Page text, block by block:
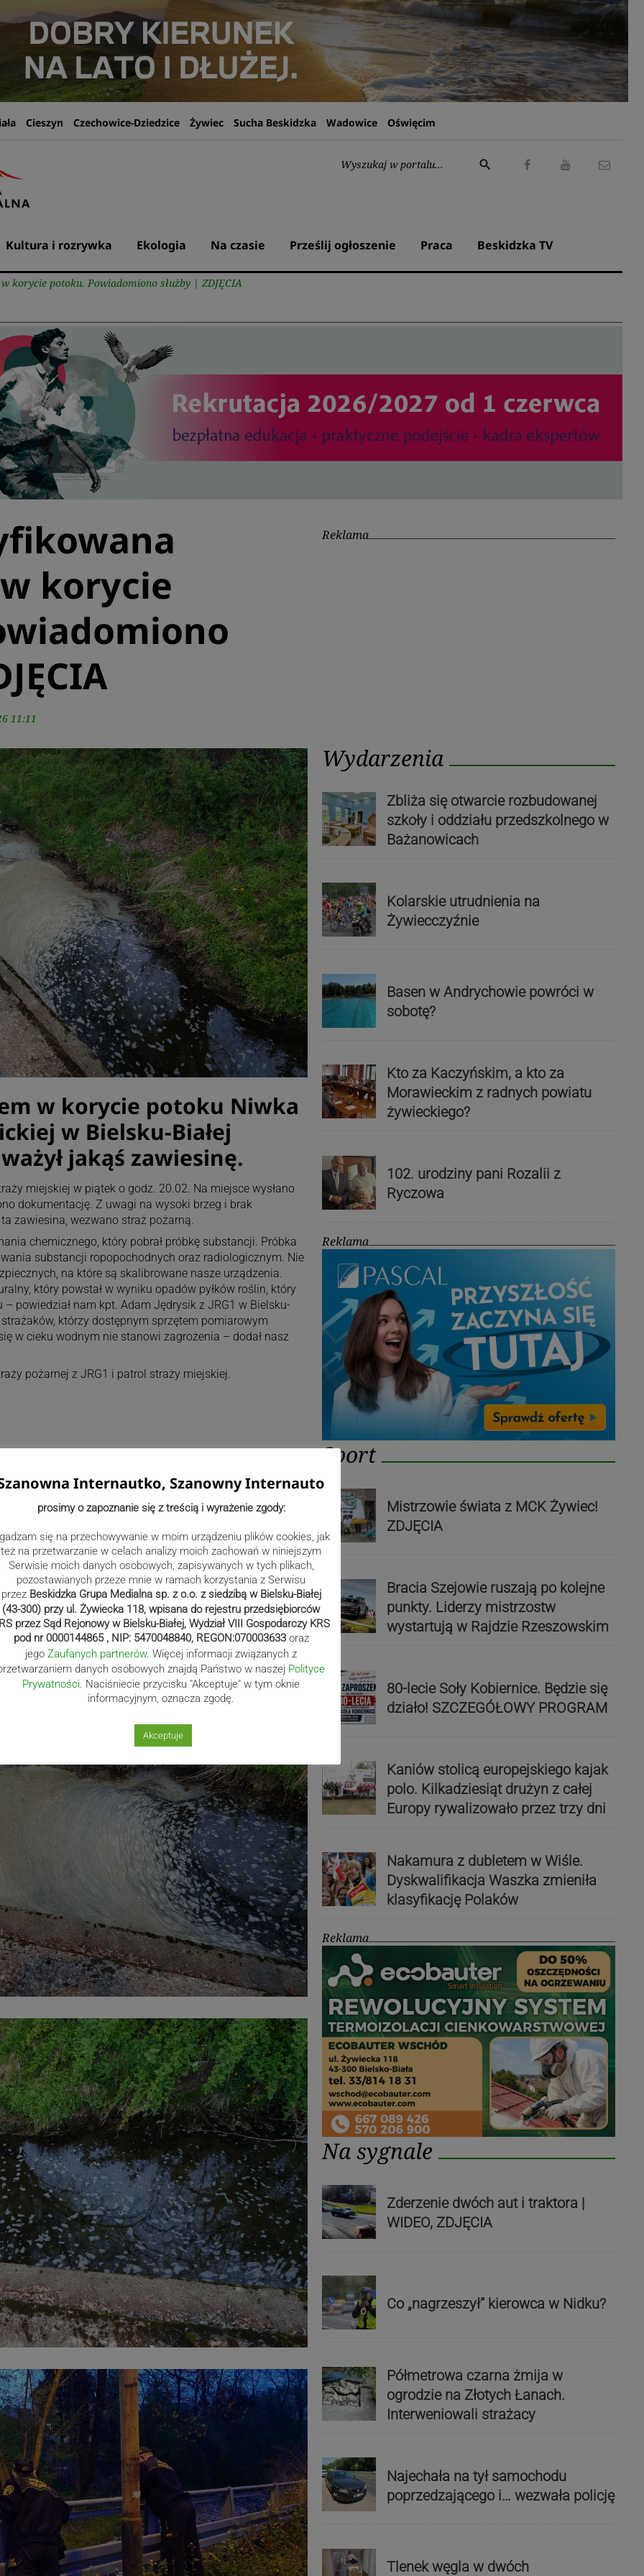
Cieszyn Czechowice-Dziedzice Żywiec Sucha Beskidzka Wadowice Oświęcim
Wyszukaj:
search
Kultura i rozrywka Ekologia Na czasie Prześlij ogłoszenie Praca Beskidzka TV
korycie potoku. Powiadomiono służby | ZDJĘCIA
korycie
11:11
w korycie potoku Niwka
w Bielsku-Białej
jakąś zawiesinę.
miejskiej w piątek o godz. 20.02. Na miejsce wysłano
dokumentację. Z uwagi na wysoki brzeg i brak
zawiesina, wezwano straż pożarną.
chemicznego, który pobrał próbkę substancji. Próbka
substancji ropopochodnych oraz radiologicznym. Nie
na które są skalibrowane nasze urządzenia.
który powstał w wyniku opadów pyłków roślin, który
powiedział nam kpt. Adam Jędrysik z JRG1 w Bielsku-
którzy dostępnym sprzętem pomiarowym
w cieku wodnym nie stanowi zagrożenia – dodał nasz
pożarnej z JRG1 i patrol straży miejskiej.
Reklama
Wydarzenia
Zbliża się otwarcie rozbudowanej
szkoły i oddziału przedszkolnego w
Bażanowicach
Kolarskie utrudnienia na
Żywiecczyźnie
Basen w Andrychowie powróci w
sobotę?
Kto za Kaczyńskim, a kto za
Morawieckim z radnych powiatu
żywieckiego?
102. urodziny pani Rozalii z
Ryczowa
Reklama
Sport
Mistrzowie świata z MCK Żywiec!
ZDJĘCIA
Bracia Szejowie ruszają po kolejne
punkty. Liderzy mistrzostw
wystartują w Rajdzie Rzeszowskim
80-lecie Soły Kobiernice. Będzie się
działo! SZCZEGÓŁOWY PROGRAM
Kaniów stolicą europejskiego kajak
polo. Kilkadziesiąt drużyn z całej
Europy rywalizowało przez trzy dni
Nakamura z dubletem w Wiśle.
Dyskwalifikacja Waszka zmieniła
klasyfikację Polaków
Reklama
Na sygnale
Zderzenie dwóch aut i traktora |
WIDEO, ZDJĘCIA
Co „nagrzeszył” kierowca w Nidku?
Półmetrowa czarna żmija w
ogrodzie na Złotych Łanach.
Interweniowali strażacy
Najechała na tył samochodu
poprzedzającego i… wezwała policję
Tlenek węgla w dwóch
Internautko, Szanowny Internauto
prosimy o zapoznanie się z treścią i wyrażenie zgody:
się na przechowywanie w moim urządzeniu plików cookies, jak
też na przetwarzanie w celach analizy moich zachowań w niniejszym
Serwisie moich danych osobowych, zapisywanych w tych plikach,
pozostawianych przeze mnie w ramach korzystania z Serwisu
przez Beskidzka Grupa Medialna sp. z o.o. z siedzibą w Bielsku-Białej
(43-300) przy ul. Żywiecka 118, wpisana do rejestru przedsiębiorców
przez Sąd Rejonowy w Bielsku-Białej, Wydział VIII Gospodarczy KRS
pod nr 0000144865 , NIP: 5470048840, REGON:070003633 oraz
jego Zaufanych partnerów. Więcej informacji związanych z
danych osobowych znajdą Państwo w naszej Polityce
Prywatności . Naciśniecie przycisku "Akceptuje" w tym oknie
informacyjnym, oznacza zgodę.
Akceptuje